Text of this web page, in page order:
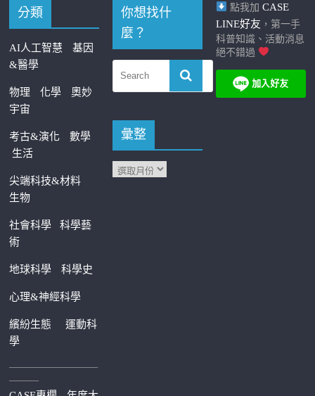
分類
AI人工智慧
基因
&醫學
物理 化學
奧妙
宇宙
考古&演化
數學
生活
尖端科技&材料
生物
社會科學科學藝
術
地球科學 科學史
心理&神經科學
繽紛生態運動科
學
—————————
———
你想找什
麼？
彙整
點我加 CASE
LINE好友 ，第一手
科普知識、活動消息
絕不錯過